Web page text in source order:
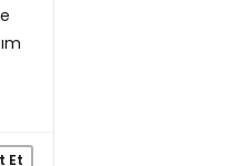
Et